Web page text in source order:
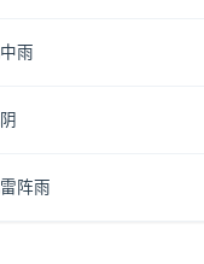
中雨
阴
雷阵雨